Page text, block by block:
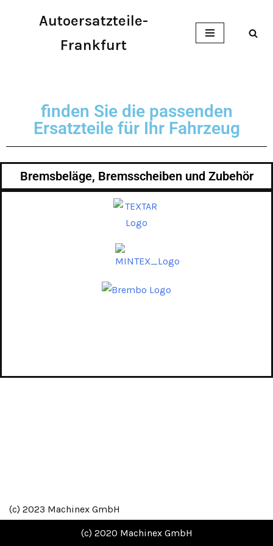
Autoersatzteile-
Frankfurt
finden Sie die passenden
Ersatzteile für Ihr Fahrzeug
Bremsbeläge, Bremsscheiben und Zubehör
(c) 2023 Machinex GmbH
(c) 2020 Machinex GmbH